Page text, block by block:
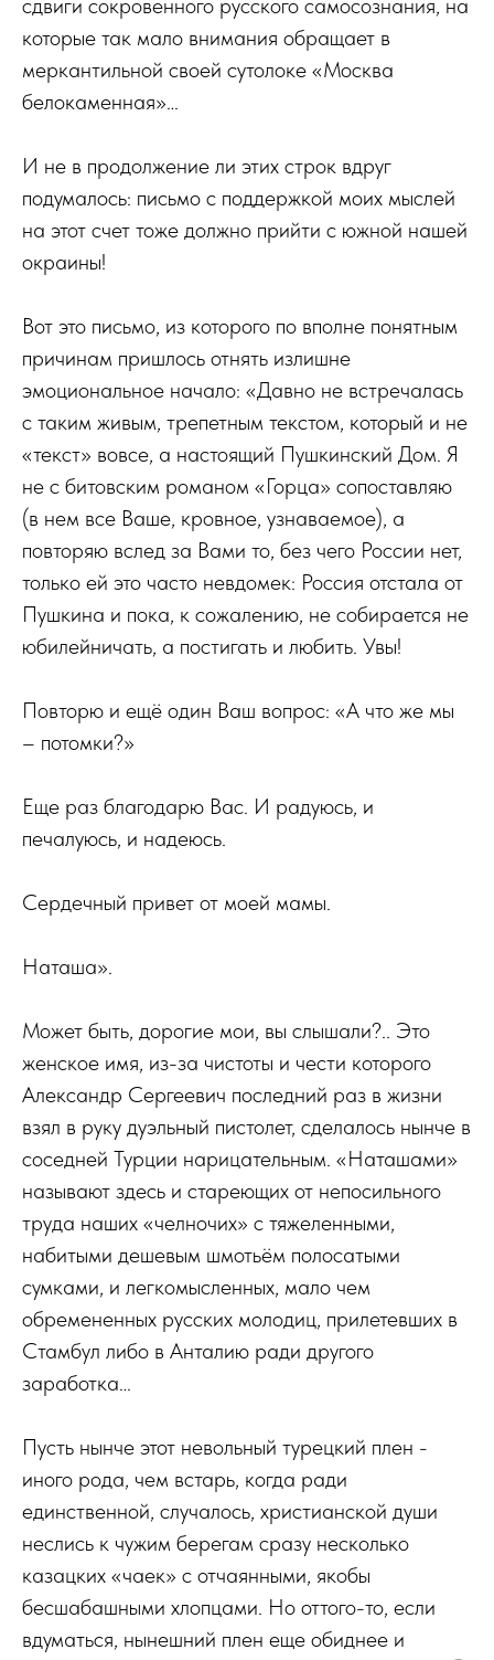
сдвиги сокровенного русского самосознания, на
которые так мало внимания обращает в
меркантильной своей сутолоке «Москва
белокаменная»…
И не в продолжение ли этих строк вдруг
подумалось: письмо с поддержкой моих мыслей
на этот счет тоже должно прийти с южной нашей
окраины!
Вот это письмо, из которого по вполне понятным
причинам пришлось отнять излишне
эмоциональное начало: «Давно не встречалась
с таким живым, трепетным текстом, который и не
«текст» вовсе, а настоящий Пушкинский Дом. Я
не с битовским романом «Горца» сопоставляю
(в нем все Ваше, кровное, узнаваемое), а
повторяю вслед за Вами то, без чего России нет,
только ей это часто невдомек: Россия отстала от
Пушкина и пока, к сожалению, не собирается не
юбилейничать, а постигать и любить. Увы!
Повторю и ещё один Ваш вопрос: «А что же мы
– потомки?»
Еще раз благодарю Вас. И радуюсь, и
печалуюсь, и надеюсь.
Сердечный привет от моей мамы.
Наташа».
Может быть, дорогие мои, вы слышали?.. Это
женское имя, из-за чистоты и чести которого
Александр Сергеевич последний раз в жизни
взял в руку дуэльный пистолет, сделалось нынче в
соседней Турции нарицательным. «Наташами»
называют здесь и стареющих от непосильного
труда наших «челночих» с тяжеленными,
набитыми дешевым шмотьём полосатыми
сумками, и легкомысленных, мало чем
обремененных русских молодиц, прилетевших в
Стамбул либо в Анталию ради другого
заработка…
Пусть нынче этот невольный турецкий плен -
иного рода, чем встарь, когда ради
единственной, случалось, христианской души
неслись к чужим берегам сразу несколько
казацких «чаек» с отчаянными, якобы
бесшабашными хлопцами. Но оттого-то, если
вдуматься, нынешний плен еще обиднее и